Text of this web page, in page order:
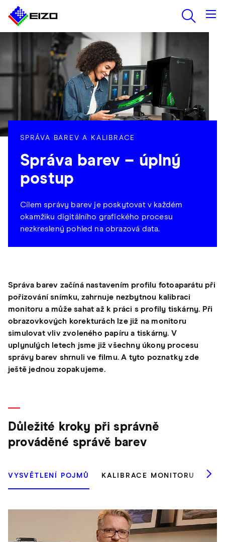
SPRÁVA BAREV A KALIBRACE
Správa barev – úplný
postup
Cílem správy barev je poskytovat v každém
okamžiku digitálního grafického procesu
nezkreslený pohled na obrazová data.
Správa barev začíná nastavením profilu fotoaparátu při
pořizování snímku, zahrnuje nezbytnou kalibraci
monitoru a může sahat až k práci s profily tiskárny. Při
obrazovkových korekturách lze již na monitoru
simulovat vliv zvoleného papíru a tiskárny. V
uplynulých letech jsme již všechny úkony procesu
správy barev shrnuli ve filmu. A tyto poznatky zde
ještě jednou zopakujeme.
Důležité kroky při správně
prováděné správě barev
VYSVĚTLENÍ POJMŮ KALIBRACE MONITORU